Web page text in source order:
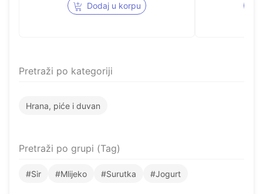
Dodaj u korpu
Pretraži po kategoriji
Hrana, piće i duvan
Pretraži po grupi (Tag)
#Sir #Mlijeko #Surutka #Jogurt